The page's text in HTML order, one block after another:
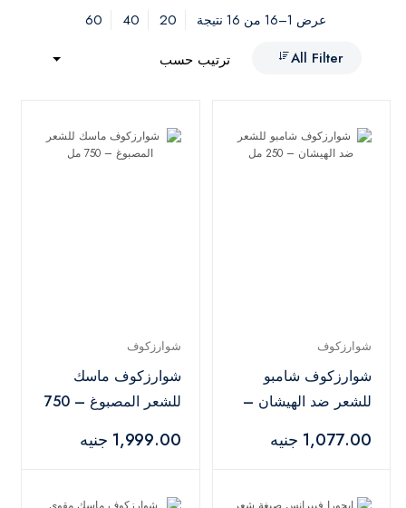
عرض 1–16 من 16 نتيجة 20
40
60
All Filter
ترتيب حسب
شوارزكوف
شوارزكوف شامبو
للشعر ضد الهيشان –
1,077.00 جنيه
شوارزكوف
شوارزكوف ماسك
للشعر المصبوغ – 750
1,999.00 جنيه